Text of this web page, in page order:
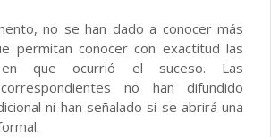
no se han dado a conocer más
permitan conocer con exactitud las
en que ocurrió el suceso. Las
no han difundido
ni han señalado si se abrirá una